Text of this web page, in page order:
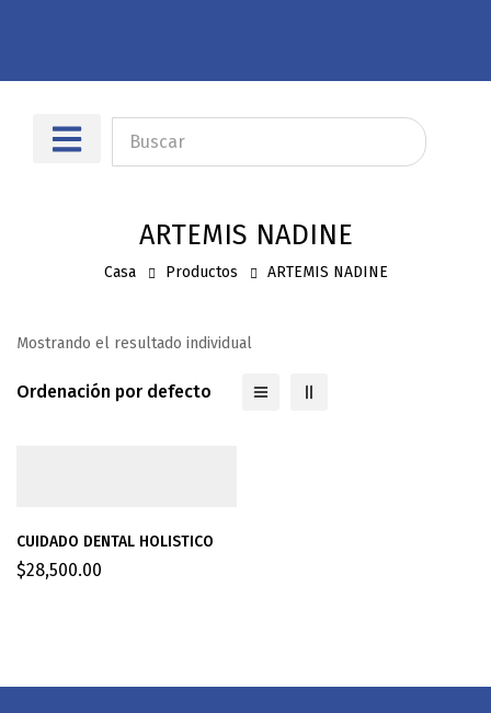
ARTEMIS NADINE
Casa Productos ARTEMIS NADINE
Mostrando el resultado individual
Ordenación por defecto
CUIDADO DENTAL HOLISTICO
$28,500.00